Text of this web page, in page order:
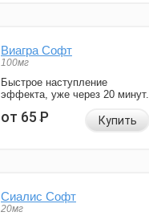
Виагра Софт
100мг
Быстрое наступление
эффекта, уже через 20 минут.
от 65Р Купить
Сиалис Софт
20мг